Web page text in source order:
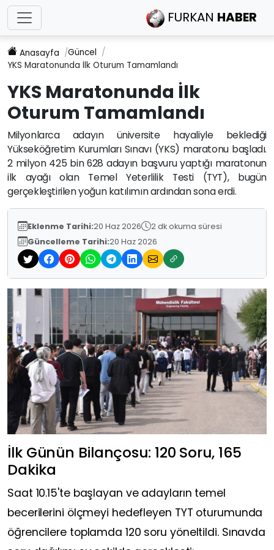
FURKAN HABER
Anasayfa
Güncel
YKS Maratonunda İlk Oturum Tamamlandı
YKS Maratonunda İlk
Oturum Tamamlandı
Milyonlarca adayın üniversite hayaliyle beklediği
Yükseköğretim Kurumları Sınavı (YKS) maratonu başladı.
2 milyon 425 bin 628 adayın başvuru yaptığı maratonun
ilk ayağı olan Temel Yeterlilik Testi (TYT), bugün
gerçekleştirilen yoğun katılımın ardından sona erdi.
Eklenme Tarihi:20 Haz 2026
2 dk okuma süresi
Güncelleme Tarihi:20 Haz 2026
İlk Günün Bilançosu: 120 Soru, 165
Dakika
Saat 10.15'te başlayan ve adayların temel
becerilerini ölçmeyi hedefleyen TYT oturumunda
öğrencilere toplamda 120 soru yöneltildi. Sınavda